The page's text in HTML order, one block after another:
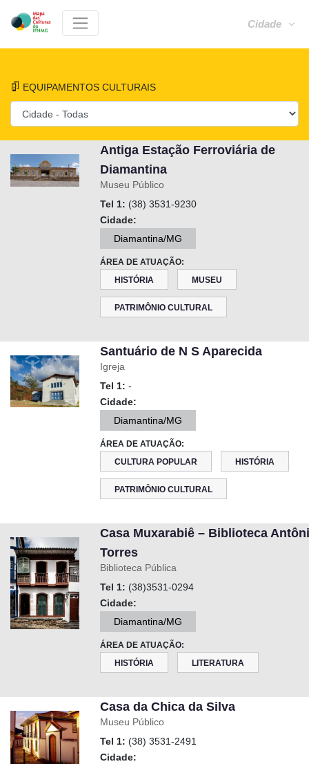
Cidade
EQUIPAMENTOS CULTURAIS
Antiga Estação Ferroviária de
Diamantina
Museu Público
Tel 1: (38) 3531-9230
Cidade:
Diamantina/MG
ÁREA DE ATUAÇÃO:
HISTÓRIA
MUSEU
PATRIMÔNIO CULTURAL
Santuário de N S Aparecida
Igreja
Tel 1: -
Cidade:
Diamantina/MG
ÁREA DE ATUAÇÃO:
CULTURA POPULAR
HISTÓRIA
PATRIMÔNIO CULTURAL
Casa Muxarabiê – Biblioteca
Torres
Biblioteca Pública
Tel 1: (38)3531-0294
Cidade:
Diamantina/MG
ÁREA DE ATUAÇÃO:
HISTÓRIA
LITERATURA
Casa da Chica da Silva
Museu Público
Tel 1: (38) 3531-2491
Cidade: